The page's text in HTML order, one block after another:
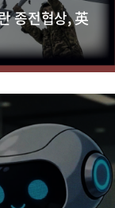
종전협상, 英